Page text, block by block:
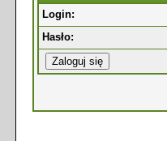
Login:
Hasło: